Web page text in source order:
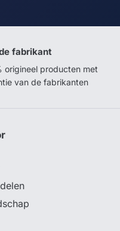
fabrikant
origineel producten met
van de fabrikanten